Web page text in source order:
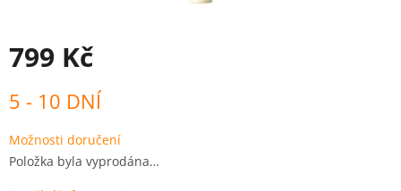
799 Kč
cena:
5 - 10 DNÍ
Možnosti doručení
Položka byla vyprodána…